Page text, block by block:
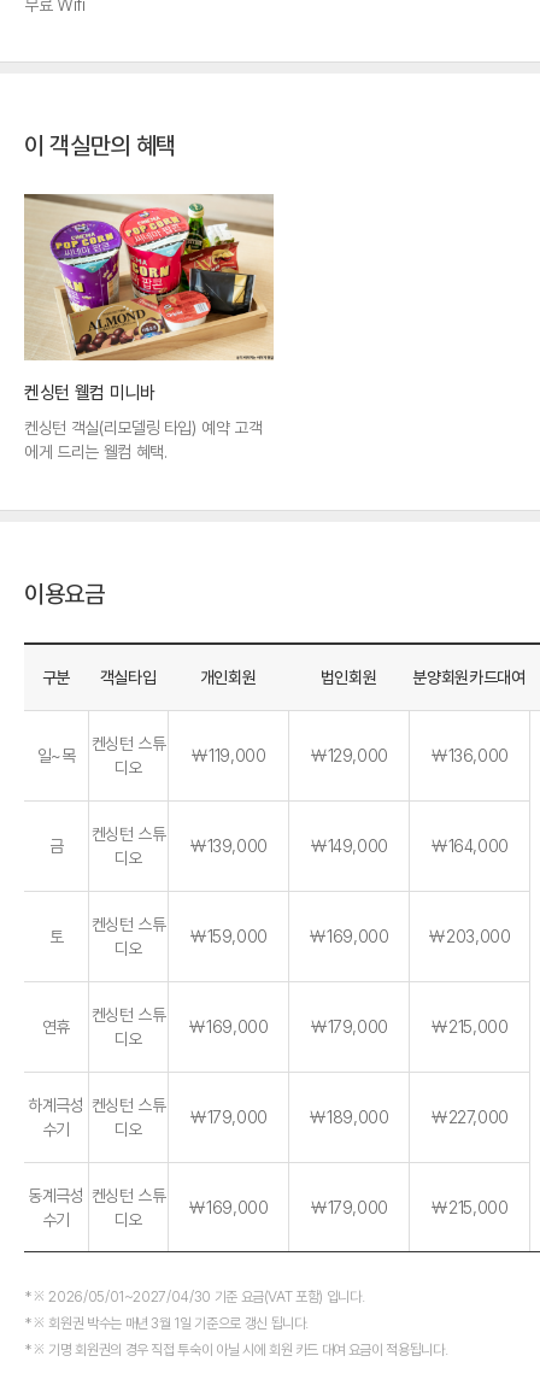
무료 Wifi
이 객실만의 혜택
켄싱턴 웰컴 미니바
켄싱턴 객실(리모델링 타입) 예약 고객
에게 드리는 웰컴 혜택.
이용요금
구분 객실타입 개인회원 법인회원 분양회원카드대여
일~목
켄싱턴 스튜
디오
￦119,000 ￦129,000 ￦136,000
금
켄싱턴 스튜
디오
￦139,000 ￦149,000 ￦164,000
토
켄싱턴 스튜
디오
￦159,000 ￦169,000 ￦203,000
연휴
켄싱턴 스튜
디오
￦169,000 ￦179,000 ￦215,000
하계극성
수기
켄싱턴 스튜
디오
￦179,000 ￦189,000 ￦227,000
동계극성
수기
켄싱턴 스튜
디오
￦169,000 ￦179,000 ￦215,000
※ 2026/05/01~2027/04/30 기준 요금(VAT 포함) 입니다.
※ 회원권 박수는 매년 3월 1일 기준으로 갱신 됩니다.
※ 기명 회원권의 경우 직접 투숙이 아닐 시에 회원 카드 대여 요금이 적용됩니다.